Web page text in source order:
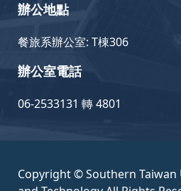
辦公地點
餐旅系辦公室: T棟306
辦公室電話
06-2533131 轉 4801
Copyright © Southern Taiwan